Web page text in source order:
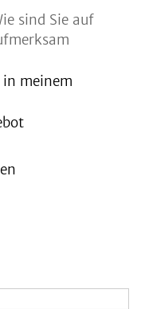
sind Sie auf
meinem